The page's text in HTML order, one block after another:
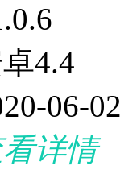
4.4
06-02
详情